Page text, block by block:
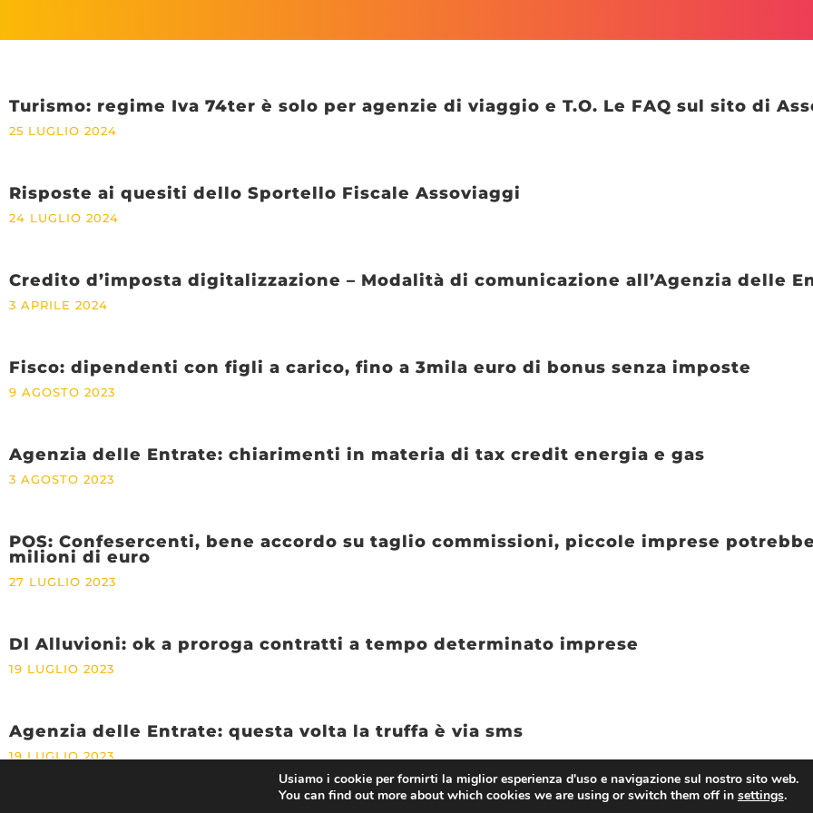
Turismo: regime Iva 74ter è solo per agenzie di viaggio e T.O. Le FAQ sul sito di
25 LUGLIO 2024
Risposte ai quesiti dello Sportello Fiscale Assoviaggi
24 LUGLIO 2024
Credito d’imposta digitalizzazione – Modalità di comunicazione all’Agenzia delle
3 APRILE 2024
Fisco: dipendenti con figli a carico, fino a 3mila euro di bonus senza imposte
9 AGOSTO 2023
Agenzia delle Entrate: chiarimenti in materia di tax credit energia e gas
3 AGOSTO 2023
POS: Confesercenti, bene accordo su taglio commissioni, piccole imprese
milioni di euro
27 LUGLIO 2023
Dl Alluvioni: ok a proroga contratti a tempo determinato imprese
19 LUGLIO 2023
Agenzia delle Entrate: questa volta la truffa è via sms
19 LUGLIO 2023
Usiamo i cookie per fornirti la miglior esperienza d'uso e navigazione sul nostro sito web.
You can find out more about which cookies we are using or switch them off in settings.